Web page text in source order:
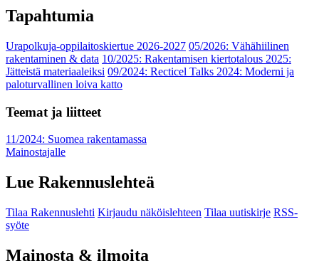
Tapahtumia
Urapolkuja-oppilaitoskiertue 2026-2027 05/2026: Vähähiilinen
rakentaminen & data 10/2025: Rakentamisen kiertotalous 2025:
Jätteistä materiaaleiksi 09/2024: Recticel Talks 2024: Moderni ja
paloturvallinen loiva katto
Teemat ja liitteet
11/2024: Suomea rakentamassa
Mainostajalle
Lue Rakennuslehteä
Tilaa Rakennuslehti Kirjaudu näköislehteen Tilaa uutiskirje RSS-
syöte
Mainosta & ilmoita